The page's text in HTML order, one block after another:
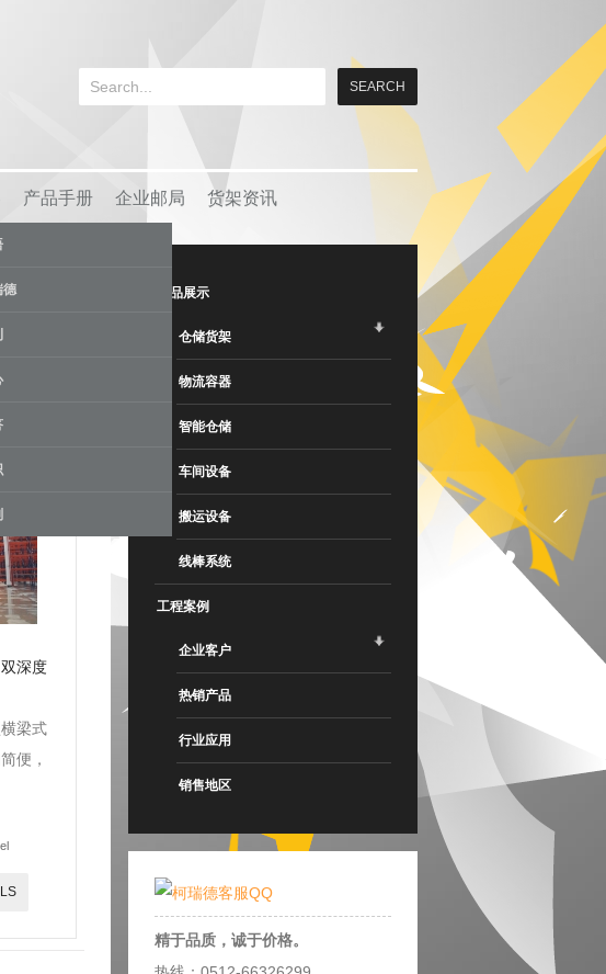
德
产品手册 企业邮局 货架资讯
深度
梁式
便，
产品展示
仓储货架
物流容器
智能仓储
车间设备
搬运设备
线棒系统
工程案例
企业客户
热销产品
行业应用
销售地区
精于品质，诚于价格。